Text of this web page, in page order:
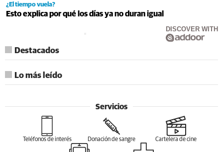
¿El tiempo vuela?
Esto explica por qué los días ya no duran igual
DISCOVER WITH
Destacados
Lo más leído
Servicios
Teléfonos de interés Donación de sangre Cartelera de cine